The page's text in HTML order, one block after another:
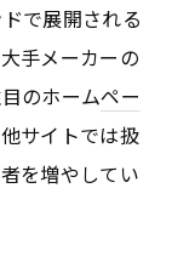
で展開される
手メーカーの
のホームペー
サイトでは扱
を増やしてい